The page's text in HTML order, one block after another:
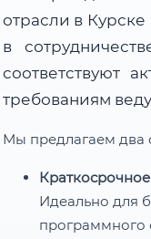
отрасли в
в
соответствуют
требованиям
Мы предлагаем два
Идеально для
программного